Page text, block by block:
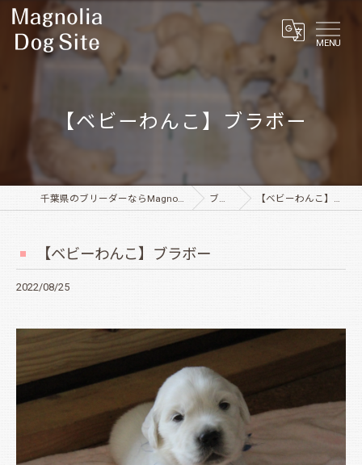
MENU
【ベビーわんこ】ブラボー
千葉県のブリーダーならMagnolia Dog Site ブログ 【ベビーわんこ】ブラボー
【ベビーわんこ】ブラボー
2022/08/25